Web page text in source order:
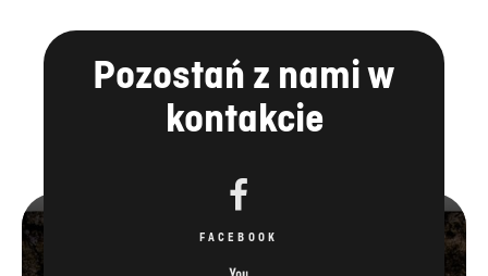
Pozostań z nami w
kontakcie
FACEBOOK